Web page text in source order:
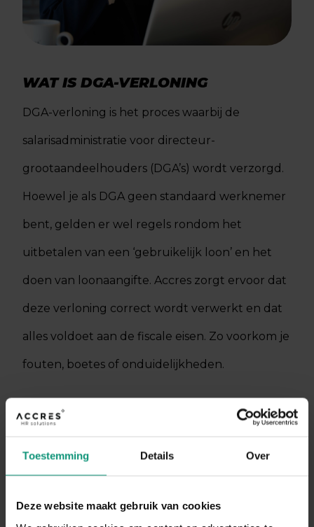
Toestemming Details Over
Deze website maakt gebruik van cookies
WAT IS DGA-VERLONING
DGA-verloning is het proces waarbij de
salarisadministratie voor directeur-
grootaandeelhouders (DGA’s) wordt verzorgd.
Hoewel je als DGA geen standaard werknemer
bent, gelden er wel regels rondom het
uitbetalen van een ‘gebruikelijk loon’ en het
doen van loonaangifte. Accres zorgt ervoor dat
deze verloning correct wordt verwerkt en dat
alles voldoet aan de fiscale eisen. Zo voorkom je
fouten, boetes of onduidelijkheden.
Meer weten over DGA-verloning?